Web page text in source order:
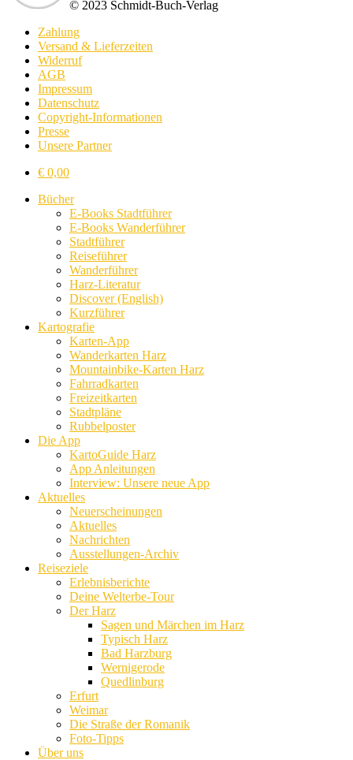
© 2023 Schmidt-Buch-Verlag
Zahlung
Versand & Lieferzeiten
Widerruf
AGB
Impressum
Datenschutz
Copyright-Informationen
Presse
Unsere Partner
€ 0,00
Bücher
E-Books Stadtführer
E-Books Wanderführer
Stadtführer
Reiseführer
Wanderführer
Harz-Literatur
Discover (English)
Kurzführer
Kartografie
Karten-App
Wanderkarten Harz
Mountainbike-Karten Harz
Fahrradkarten
Freizeitkarten
Stadtpläne
Rubbelposter
Die App
KartoGuide Harz
App Anleitungen
Interview: Unsere neue App
Aktuelles
Neuerscheinungen
Aktuelles
Nachrichten
Ausstellungen-Archiv
Reiseziele
Erlebnisberichte
Deine Welterbe-Tour
Der Harz
Sagen und Märchen im Harz
Typisch Harz
Bad Harzburg
Wernigerode
Quedlinburg
Erfurt
Weimar
Die Straße der Romanik
Foto-Tipps
Über uns